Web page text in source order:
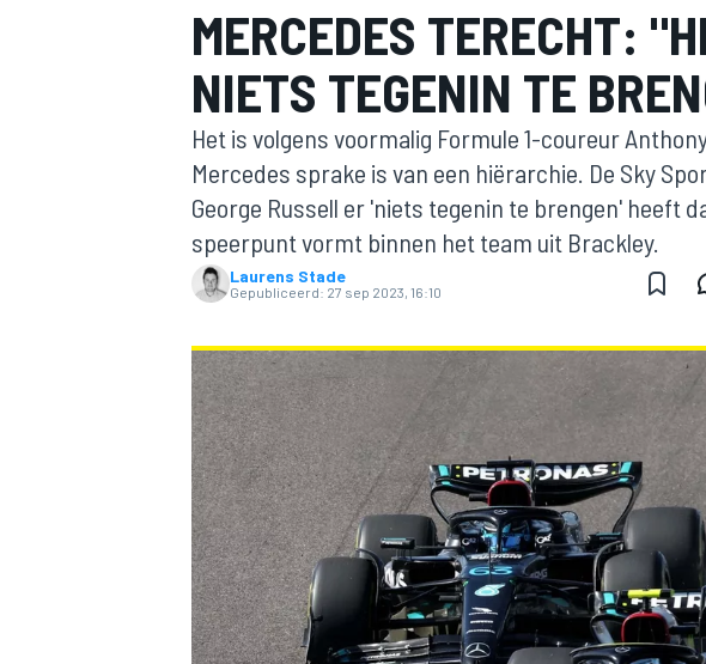
MOTOGP
INDYCAR
MERCEDES TERECHT:
NIETS TEGENIN TE
Het is volgens voormalig Formule 1-coureur
Mercedes sprake is van een hiërarchie. De Sky
George Russell er 'niets tegenin te brengen' heeft
speerpunt vormt binnen het team uit Brackley.
Laurens Stade
Gepubliceerd: 27 sep 2023, 16:10